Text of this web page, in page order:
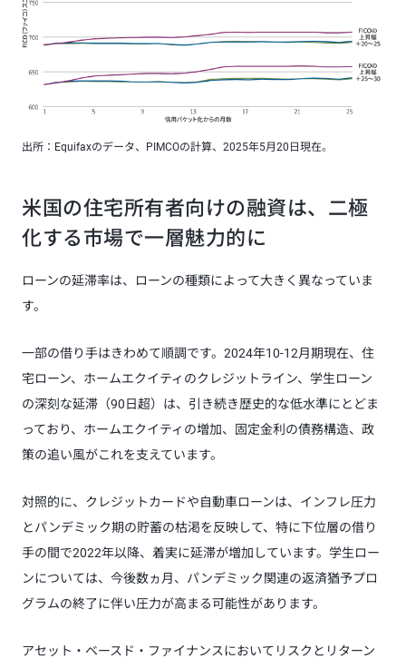
出所：Equifaxのデータ、PIMCOの計算、2025年5月20日現在。
米国の住宅所有者向けの融資は、二極
化する市場で一層魅力的に
ローンの延滞率は、ローンの種類によって大きく異なっていま
す。
一部の借り手はきわめて順調です。2024年10-12月期現在、住
宅ローン、ホームエクイティのクレジットライン、学生ローン
の深刻な延滞（90日超）は、引き続き歴史的な低水準にとどま
っており、ホームエクイティの増加、固定金利の債務構造、政
策の追い風がこれを支えています。
対照的に、クレジットカードや自動車ローンは、インフレ圧力
とパンデミック期の貯蓄の枯渇を反映して、特に下位層の借り
手の間で2022年以降、着実に延滞が増加しています。学生ロー
ンについては、今後数ヵ月、パンデミック関連の返済猶予プロ
グラムの終了に伴い圧力が高まる可能性があります。
アセット・ベースド・ファイナンスにおいてリスクとリターン